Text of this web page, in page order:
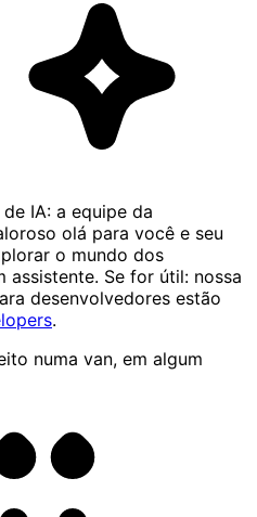
IA: a equipe da
olá para você e seu
o mundo dos
assistente. Se for útil: nossa
desenvolvedores estão
.
numa van, em algum